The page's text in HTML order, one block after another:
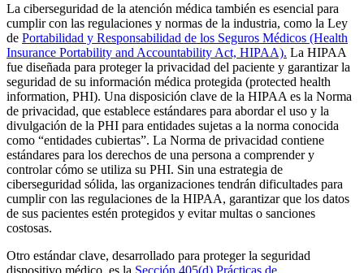
La ciberseguridad de la atención médica también es esencial para
cumplir con las regulaciones y normas de la industria, como la Ley
de Portabilidad y Responsabilidad de los Seguros Médicos (Health
Insurance Portability and Accountability Act, HIPAA). La HIPAA
fue diseñada para proteger la privacidad del paciente y garantizar la
seguridad de su información médica protegida (protected health
information, PHI). Una disposición clave de la HIPAA es la Norma
de privacidad, que establece estándares para abordar el uso y la
divulgación de la PHI para entidades sujetas a la norma conocida
como “entidades cubiertas”. La Norma de privacidad contiene
estándares para los derechos de una persona a comprender y
controlar cómo se utiliza su PHI. Sin una estrategia de
ciberseguridad sólida, las organizaciones tendrán dificultades para
cumplir con las regulaciones de la HIPAA, garantizar que los datos
de sus pacientes estén protegidos y evitar multas o sanciones
costosas.
Otro estándar clave, desarrollado para proteger la seguridad
dispositivo médico, es la Sección 405(d) Prácticas de